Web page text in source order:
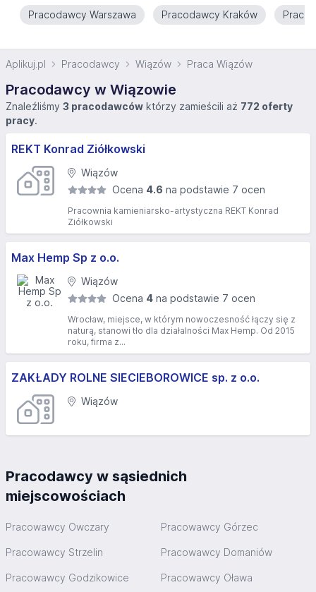
Pracodawcy Warszawa Pracodawcy Kraków
Aplikuj.pl Pracodawcy Wiązów Praca Wiązów
Pracodawcy w Wiązowie
Znaleźliśmy 3 pracodawców którzy zamieścili aż 772 oferty
pracy.
REKT Konrad Ziółkowski
Wiązów
Ocena 4.6 na podstawie 7 ocen
Pracownia kamieniarsko-artystyczna REKT Konrad
Ziółkowski
Max Hemp Sp z o.o.
Wiązów
Ocena 4 na podstawie 7 ocen
Wrocław, miejsce, w którym nowoczesność łączy się z
naturą, stanowi tło dla działalności Max Hemp. Od 2015
roku, firma z...
ZAKŁADY ROLNE SIECIEBOROWICE sp. z o.o.
Wiązów
Pracodawcy w sąsiednich
miejscowościach
Pracowawcy Owczary Pracowawcy Górzec
Pracowawcy Strzelin Pracowawcy Domaniów
Pracowawcy Godzikowice Pracowawcy Oława